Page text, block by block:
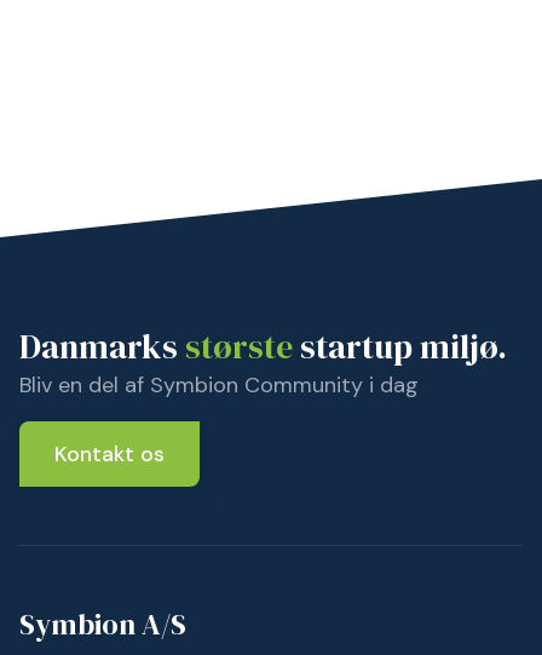
Danmarks størstestartup miljø.
Bliv en del af Symbion Community i dag
Kontakt os
Symbion A/S